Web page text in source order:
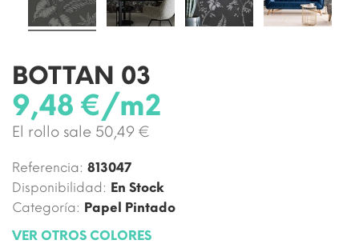
BOTTAN 03
9,48 €/m2
El rollo sale 50,49 €
Referencia: 813047
Disponibilidad: En Stock
Categoría: Papel Pintado
VER OTROS COLORES